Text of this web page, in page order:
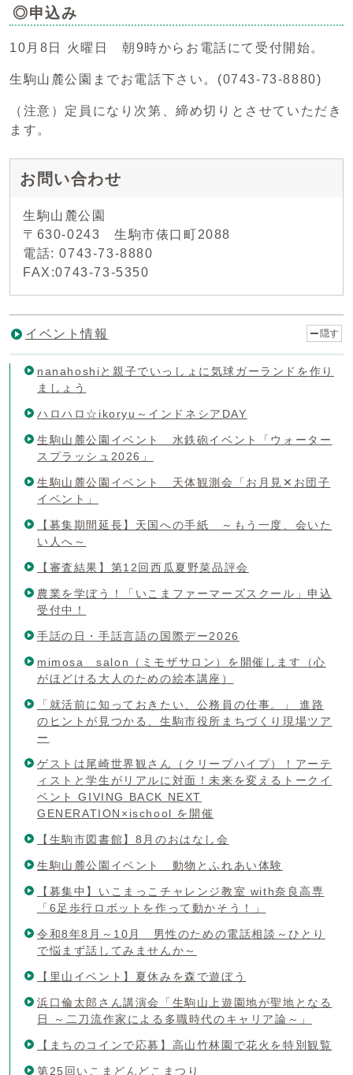
◎申込み
10月8日 火曜日 朝9時からお電話にて受付開始。
生駒山麓公園までお電話下さい。(0743-73-8880)
（注意）定員になり次第、締め切りとさせていただき
ます。
お問い合わせ
生駒山麓公園
〒630-0243 生駒市俵口町2088
電話: 0743-73-8880
FAX:0743-73-5350
イベント情報 隠す
nanahoshiと親子でいっしょに気球ガーランドを作り
ましょう
ハロハロ☆ikoryu～インドネシアDAY
生駒山麓公園イベント 水鉄砲イベント「ウォーター
スプラッシュ2026」
生駒山麓公園イベント 天体観測会「お月見✕お団子
イベント」
【募集期間延長】天国への手紙 ～もう一度、会いた
い人へ～
【審査結果】第12回西瓜夏野菜品評会
農業を学ぼう！「いこまファーマーズスクール」申込
受付中！
手話の日・手話言語の国際デー2026
mimosa salon（ミモザサロン）を開催します（心
がほどける大人のための絵本講座）
「就活前に知っておきたい、公務員の仕事。」 進路
のヒントが見つかる、生駒市役所まちづくり現場ツア
ー
ゲストは尾崎世界観さん（クリープハイプ）！アーテ
ィストと学生がリアルに対面！未来を変えるトークイ
ベント GIVING BACK NEXT
GENERATION×ischool を開催
【生駒市図書館】8月のおはなし会
生駒山麓公園イベント 動物とふれあい体験
【募集中】いこまっこチャレンジ教室 with奈良高専
「6足歩行ロボットを作って動かそう！」
令和8年8月～10月 男性のための電話相談～ひとり
で悩まず話してみませんか～
【里山イベント】夏休みを森で遊ぼう
浜口倫太郎さん講演会「生駒山上遊園地が聖地となる
日 ～二刀流作家による多職時代のキャリア論～」
【まちのコインで応募】高山竹林園で花火を特別観覧
第25回いこまどんどこまつり